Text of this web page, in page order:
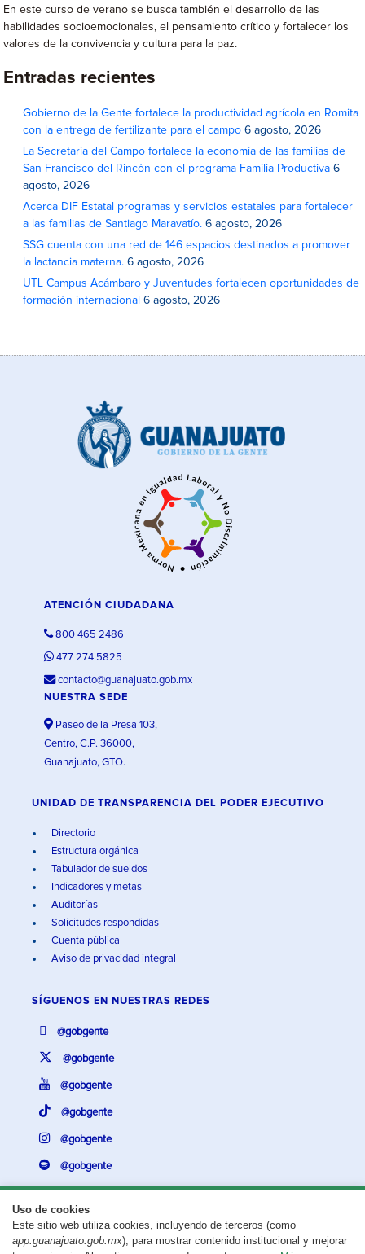
En este curso de verano se busca también el desarrollo de las
habilidades socioemocionales, el pensamiento crítico y fortalecer los
valores de la convivencia y cultura para la paz.
Entradas recientes
Gobierno de la Gente fortalece la productividad agrícola en Romita
con la entrega de fertilizante para el campo 6 agosto, 2026
La Secretaria del Campo fortalece la economía de las familias de
San Francisco del Rincón con el programa Familia Productiva 6
agosto, 2026
Acerca DIF Estatal programas y servicios estatales para fortalecer
a las familias de Santiago Maravatío. 6 agosto, 2026
SSG cuenta con una red de 146 espacios destinados a promover
la lactancia materna. 6 agosto, 2026
UTL Campus Acámbaro y Juventudes fortalecen oportunidades de
formación internacional 6 agosto, 2026
Uso de cookies
Este sitio web utiliza cookies, incluyendo de terceros (como
app.guanajuato.gob.mx), para mostrar contenido institucional y mejorar
ATENCIÓN CIUDADANA
800 465 2486
477 274 5825
contacto@guanajuato.gob.mx
NUESTRA SEDE
Paseo de la Presa 103,
Centro, C.P. 36000,
Guanajuato, GTO.
UNIDAD DE TRANSPARENCIA DEL PODER EJECUTIVO
Directorio
Estructura orgánica
Tabulador de sueldos
Indicadores y metas
Auditorías
Solicitudes respondidas
Cuenta pública
Aviso de privacidad integral
SÍGUENOS EN NUESTRAS REDES
@gobgente
@gobgente
@gobgente
@gobgente
@gobgente
@gobgente
¿Existe algún problema con esta página?Repórtalo aquí.